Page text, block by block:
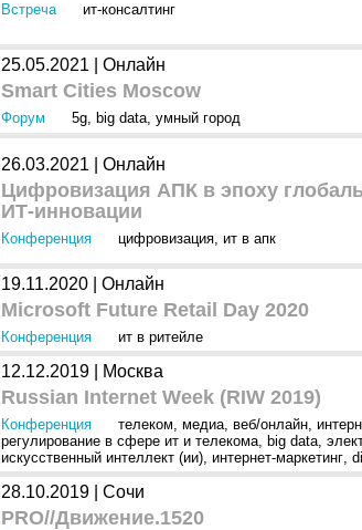
Встреча ит-консалтинг
25.05.2021 | Онлайн
Smart Cities Moscow
Форум 5g, big data, умный город
26.03.2021 | Онлайн
Цифровизация АПК в эпоху
ИТ-инновации
Конференция цифровизация, ит в апк
19.11.2020 | Онлайн
Microsoft Future Retail Day 2020
Конференция ит в ритейле
12.12.2019 | Москва
Russian Internet Week (RIW 2019)
Конференция телеком, медиа, веб/онлайн,
регулирование в сфере ит и телекома, big data,
искусственный интеллект (ии), интернет-маркетинг,
28.10.2019 | Сочи
PRO//Движение.1520